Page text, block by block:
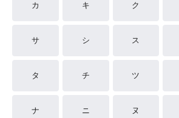
カ キ ク
サ シ ス
タ チ ツ
ナ ニ ヌ